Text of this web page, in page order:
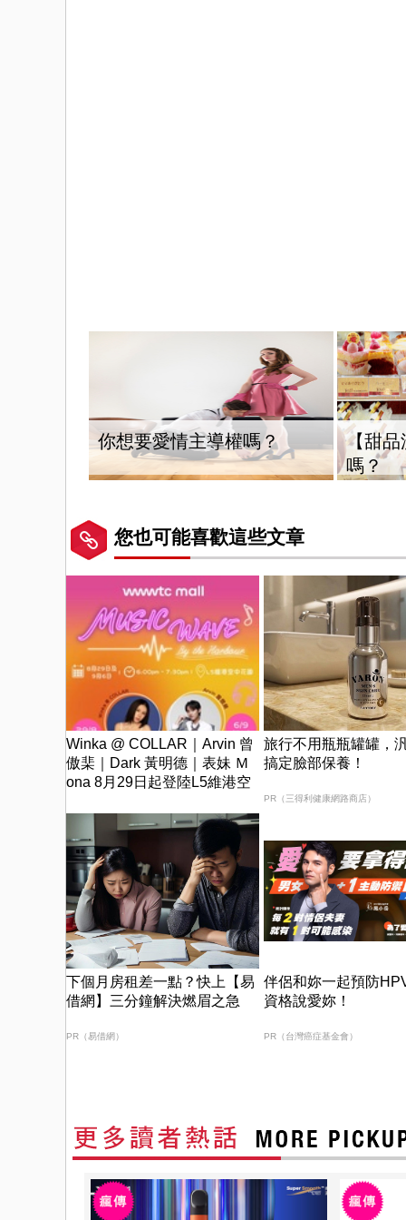
你想要愛情主導權嗎？
【甜品
嗎？
您也可能喜歡這些文章
Winka @ COLLAR｜Arvin 曾
傲棐｜Dark 黃明德｜表妹 Ｍ
ona 8月29日起登陸L5維港空
「Music Wave By The Harbo
旅行不用瓶瓶罐罐，
搞定臉部保養！
PR（三得利健康網路商店）
下個月房租差一點？快上【易
借網】三分鐘解決燃眉之急
PR（易借網）
伴侶和妳一起預防
資格說愛妳！
PR（台灣癌症基金會）